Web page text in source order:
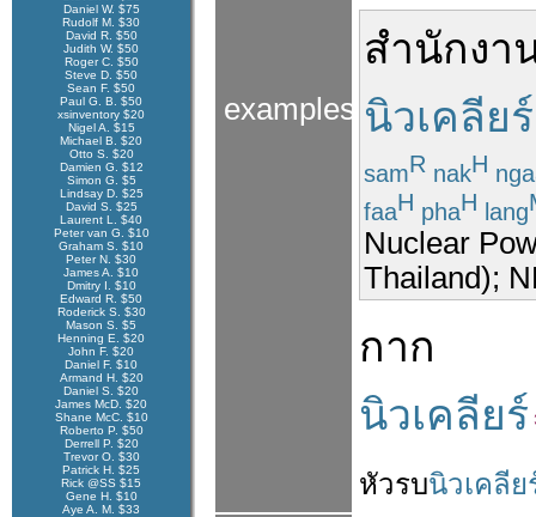
Daniel W. $75
Rudolf M. $30
David R. $50
Judith W. $50
Roger C. $50
Steve D. $50
Sean F. $50
Paul G. B. $50
xsinventory $20
Nigel A. $15
Michael B. $20
Otto S. $20
Damien G. $12
Simon G. $5
Lindsay D. $25
David S. $25
Laurent L. $40
Peter van G. $10
Graham S. $10
Peter N. $30
James A. $10
Dmitry I. $10
Edward R. $50
Roderick S. $30
Mason S. $5
Henning E. $20
John F. $20
Daniel F. $10
Armand H. $20
Daniel S. $20
James McD. $20
Shane McC. $10
Roberto P. $50
Derrell P. $20
Trevor O. $30
Patrick H. $25
Rick @SS $15
Gene H. $10
Aye A. M. $33
examples
สำนักงา
นิวเคลียร์
samR nakH
faaH phaH lang
Nuclear
Thailand);
กาก
นิวเคลียร์
หัวรบนิวเคลีย